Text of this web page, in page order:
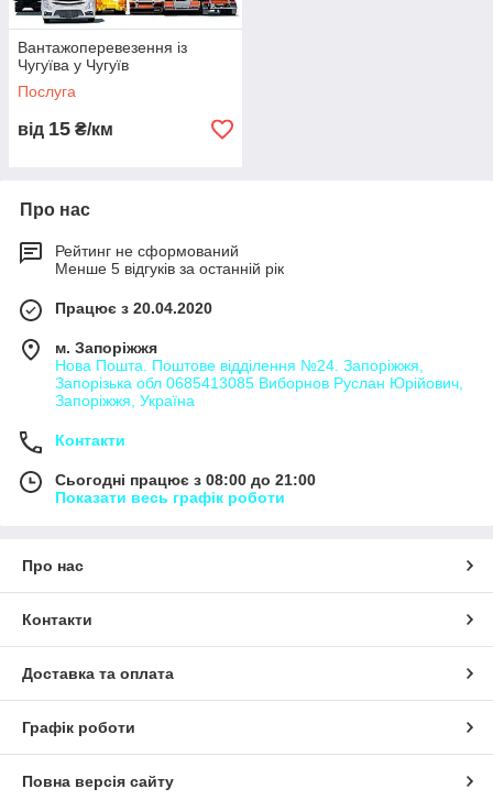
Вантажоперевезення із
Чугуїва у Чугуїв
Послуга
від 15 ₴/км
Про нас
Рейтинг не сформований
Менше 5 відгуків за останній рік
Працює з 20.04.2020
м. Запоріжжя
Нова Пошта. Поштове відділення №24. Запоріжжя,
Запорізька обл 0685413085 Виборнов Руслан Юрійович,
Запоріжжя, Україна
Контакти
Сьогодні працює з 08:00 до 21:00
Показати весь графік роботи
Про нас
Контакти
Доставка та оплата
Графік роботи
Повна версія сайту